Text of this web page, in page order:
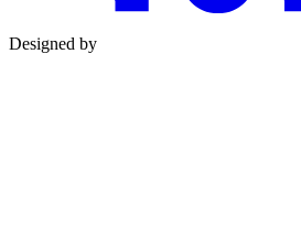
Designed by